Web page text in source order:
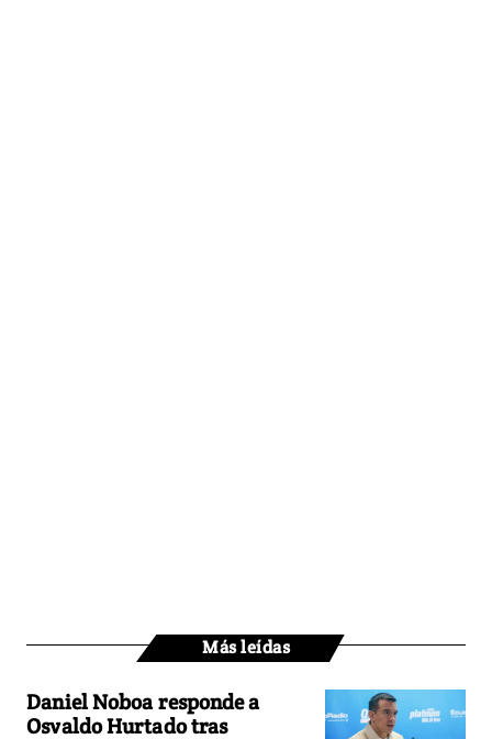
Más leídas
Daniel Noboa responde a
Osvaldo Hurtado tras